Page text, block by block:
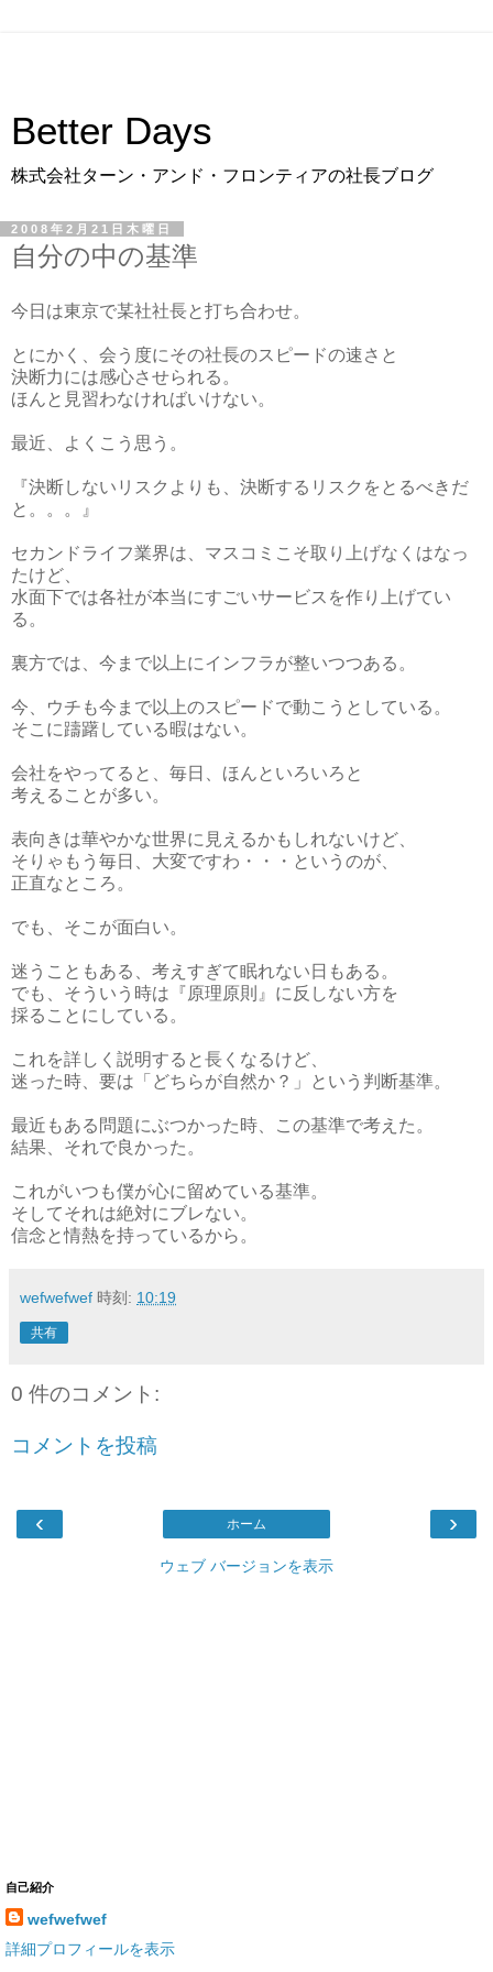
Better Days
株式会社ターン・アンド・フロンティアの社長ブログ
2008年2月21日木曜日
自分の中の基準
今日は東京で某社社長と打ち合わせ。
とにかく、会う度にその社長のスピードの速さと
決断力には感心させられる。
ほんと見習わなければいけない。
最近、よくこう思う。
『決断しないリスクよりも、決断するリスクをとるべきだ
と。。。』
セカンドライフ業界は、マスコミこそ取り上げなくはなっ
たけど、
水面下では各社が本当にすごいサービスを作り上げてい
る。
裏方では、今まで以上にインフラが整いつつある。
今、ウチも今まで以上のスピードで動こうとしている。
そこに躊躇している暇はない。
会社をやってると、毎日、ほんといろいろと
考えることが多い。
表向きは華やかな世界に見えるかもしれないけど、
そりゃもう毎日、大変ですわ・・・というのが、
正直なところ。
でも、そこが面白い。
迷うこともある、考えすぎて眠れない日もある。
でも、そういう時は『原理原則』に反しない方を
採ることにしている。
これを詳しく説明すると長くなるけど、
迷った時、要は「どちらが自然か？」という判断基準。
最近もある問題にぶつかった時、この基準で考えた。
結果、それで良かった。
これがいつも僕が心に留めている基準。
そしてそれは絶対にブレない。
信念と情熱を持っているから。
wefwefwef 時刻: 10:19
共有
0 件のコメント:
コメントを投稿
‹ ›
ホーム
ウェブ バージョンを表示
自己紹介
wefwefwef
詳細プロフィールを表示